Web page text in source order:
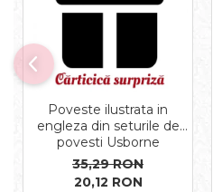
Poveste ilustrata in
engleza din seturile de
povesti Usborne
35,29 RON
20,12 RON